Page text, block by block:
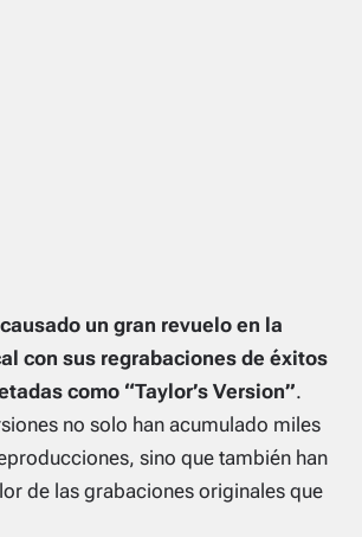
un gran revuelo en la
con sus regrabaciones de éxitos
como “Taylor’s Version”.
no solo han acumulado miles
sino que también han
de las grabaciones originales que